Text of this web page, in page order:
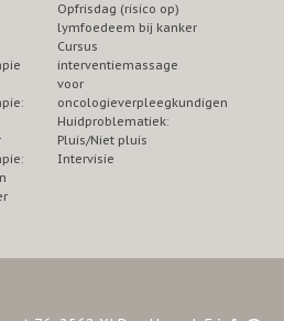
Opfrisdag (risico op)
lymfoedeem bij kanker
Cursus
interventiemassage
voor
oncologieverpleegkundigen
Huidproblematiek:
Pluis/Niet pluis
Intervisie